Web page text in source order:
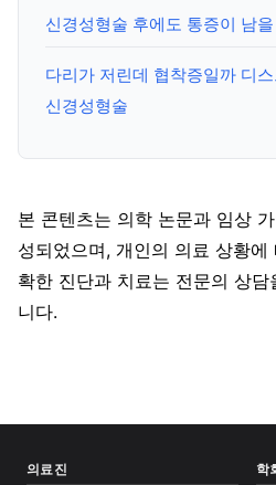
신경성형술 후에도 통증이 남
다리가 저린데 협착증일까 디
신경성형술
본 콘텐츠는 의학 논문과 임상
성되었으며, 개인의 의료 상황
확한 진단과 치료는 전문의 상
니다.
의료진 학